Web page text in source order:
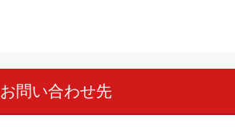
お問い合わせ先